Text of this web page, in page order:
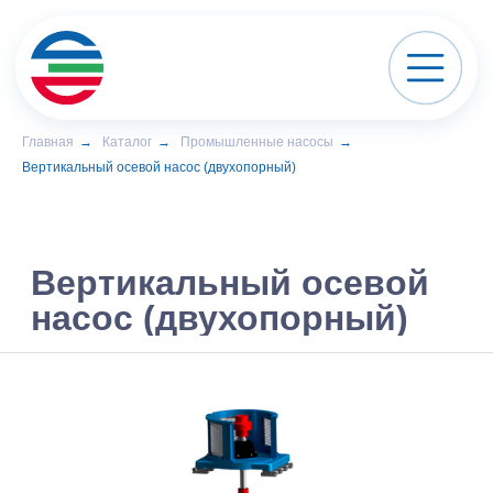
Главная → Каталог → Промышленные насосы →
Вертикальный осевой насос (двухопорный)